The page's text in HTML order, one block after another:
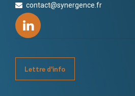
contact@synergence.fr
Lettre d'info